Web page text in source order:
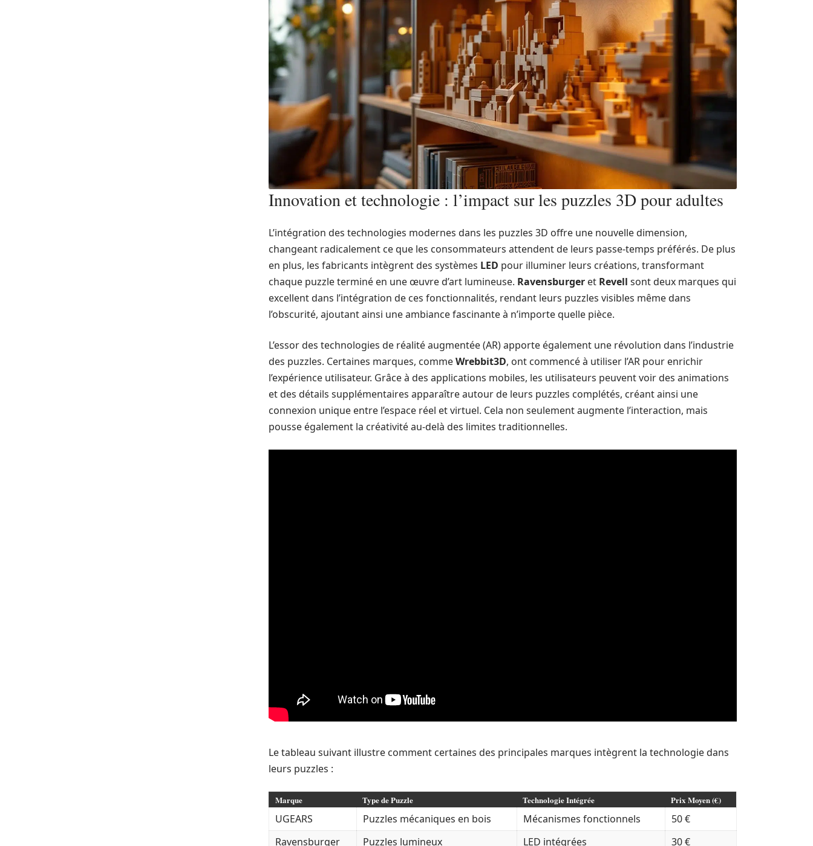
Innovation et technologie : l’impact sur les puzzles 3D pour adultes
L’intégration des technologies modernes dans les puzzles 3D offre une nouvelle dimension,
changeant radicalement ce que les consommateurs attendent de leurs passe-temps préférés. De plus
en plus, les fabricants intègrent des systèmes LED pour illuminer leurs créations, transformant
chaque puzzle terminé en une œuvre d’art lumineuse. Ravensburger et Revell sont deux marques qui
excellent dans l’intégration de ces fonctionnalités, rendant leurs puzzles visibles même dans
l’obscurité, ajoutant ainsi une ambiance fascinante à n’importe quelle pièce.
L’essor des technologies de réalité augmentée (AR) apporte également une révolution dans l’industrie
des puzzles. Certaines marques, commeWrebbit3D, ont commencé à utiliser l’AR pour enrichir
l’expérience utilisateur. Grâce à des applications mobiles, les utilisateurs peuvent voir des animations
et des détails supplémentaires apparaître autour de leurs puzzles complétés, créant ainsi une
connexion unique entre l’espace réel et virtuel. Cela non seulement augmente l’interaction, mais
pousse également la créativité au-delà des limites traditionnelles.
Le tableau suivant illustre comment certaines des principales marques intègrent la technologie dans
leurs puzzles :
Marque Type de Puzzle Technologie Intégrée Prix Moyen (€)
UGEARS Puzzles mécaniques en bois Mécanismes fonctionnels
50 €
Ravensburger
Puzzles lumineux LED intégrées 30 €